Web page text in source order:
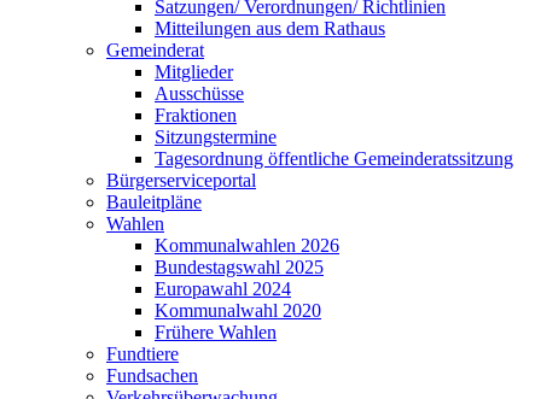
Satzungen/ Verordnungen/ Richtlinien
Mitteilungen aus dem Rathaus
Gemeinderat
Mitglieder
Ausschüsse
Fraktionen
Sitzungstermine
Tagesordnung öffentliche Gemeinderatssitzung
Bürgerserviceportal
Bauleitpläne
Wahlen
Kommunalwahlen 2026
Bundestagswahl 2025
Europawahl 2024
Kommunalwahl 2020
Frühere Wahlen
Fundtiere
Fundsachen